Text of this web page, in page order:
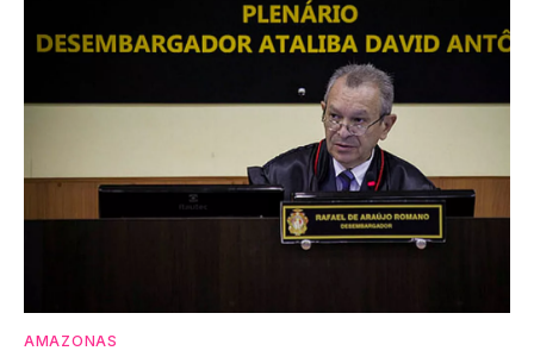
AMAZONAS